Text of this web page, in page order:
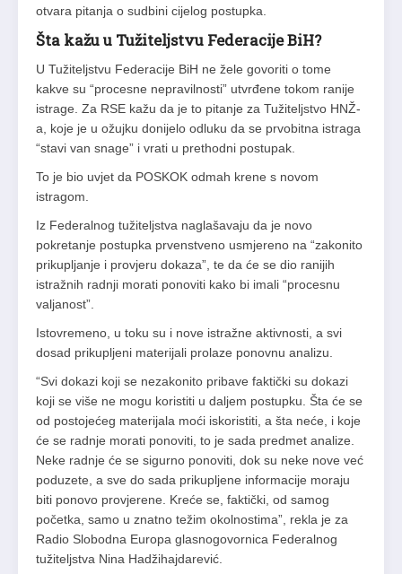
otvara pitanja o sudbini cijelog postupka.
Šta kažu u Tužiteljstvu Federacije BiH?
U Tužiteljstvu Federacije BiH ne žele govoriti o tome
kakve su “procesne nepravilnosti” utvrđene tokom ranije
istrage. Za RSE kažu da je to pitanje za Tužiteljstvo HNŽ-
a, koje je u ožujku donijelo odluku da se prvobitna istraga
“stavi van snage” i vrati u prethodni postupak.
To je bio uvjet da POSKOK odmah krene s novom
istragom.
Iz Federalnog tužiteljstva naglašavaju da je novo
pokretanje postupka prvenstveno usmjereno na “zakonito
prikupljanje i provjeru dokaza”, te da će se dio ranijih
istražnih radnji morati ponoviti kako bi imali “procesnu
valjanost”.
Istovremeno, u toku su i nove istražne aktivnosti, a svi
dosad prikupljeni materijali prolaze ponovnu analizu.
“Svi dokazi koji se nezakonito pribave faktički su dokazi
koji se više ne mogu koristiti u daljem postupku. Šta će se
od postojećeg materijala moći iskoristiti, a šta neće, i koje
će se radnje morati ponoviti, to je sada predmet analize.
Neke radnje će se sigurno ponoviti, dok su neke nove već
poduzete, a sve do sada prikupljene informacije moraju
biti ponovo provjerene. Kreće se, faktički, od samog
početka, samo u znatno težim okolnostima”, rekla je za
Radio Slobodna Europa glasnogovornica Federalnog
tužiteljstva Nina Hadžihajdarević.